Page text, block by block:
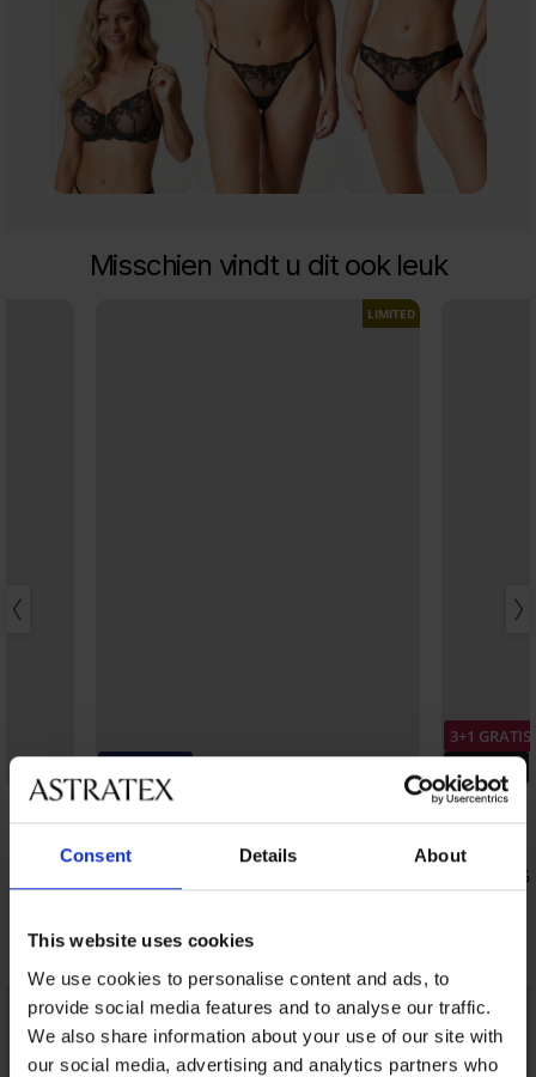
Consent Details About
This website uses cookies
We use cookies to personalise content and ads, to
provide social media features and to analyse our traffic.
We also share information about your use of our site with
our social media, advertising and analytics partners who
Misschien vindt u dit ook leuk
4,8
LIMITED
38,99 €
31,19 € code: GET20
3+1 GRATIS
PREMIUM
String
29,99 €
Ontdek vergelijkbare stukken
LIMITED